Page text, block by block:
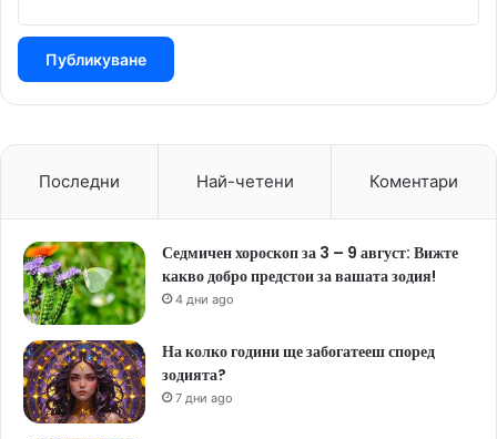
Последни Най-четени Коментари
Седмичен хороскоп за 3 – 9 август: Вижте
какво добро предстои за вашата зодия!
4 дни ago
На колко години ще забогатееш според
зодията?
7 дни ago